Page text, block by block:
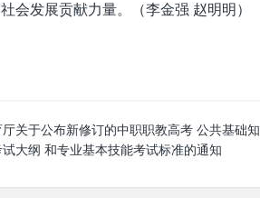
会发展贡献力量。（李金强 赵明明）
关于公布新修订的中职职教高考 公共基础知
大纲 和专业基本技能考试标准的通知